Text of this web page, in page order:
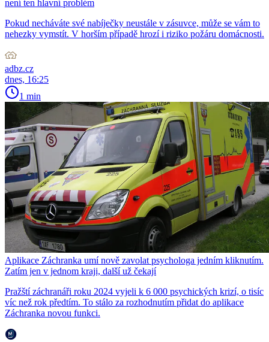
není ten hlavní problém
Pokud necháváte své nabíječky neustále v zásuvce, může se vám to
nehezky vymstít. V horším případě hrozí i riziko požáru domácnosti.
adbz.cz
dnes, 16:25
1 min
Aplikace Záchranka umí nově zavolat psychologa jedním kliknutím.
Zatím jen v jednom kraji, další už čekají
Pražští záchranáři roku 2024 vyjeli k 6 000 psychických krizí, o tisíc
víc než rok předtím. To stálo za rozhodnutím přidat do aplikace
Záchranka novou funkci.